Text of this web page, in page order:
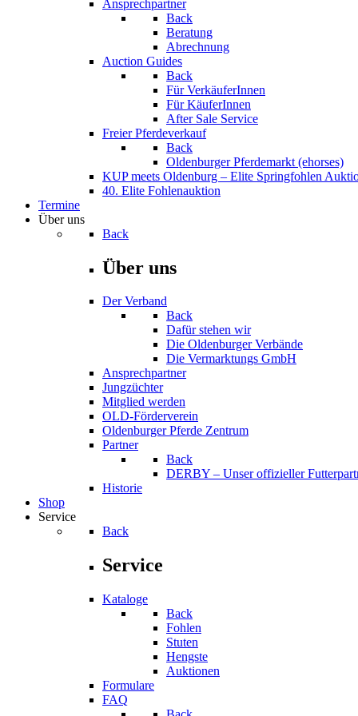
Ansprechpartner
Back
Beratung
Abrechnung
Auction Guides
Back
Für VerkäuferInnen
Für KäuferInnen
After Sale Service
Freier Pferdeverkauf
Back
Oldenburger Pferdemarkt (ehorses)
KUP meets Oldenburg – Elite Springfohlen
40. Elite Fohlenauktion
Termine
Über uns
Back
Über uns
Der Verband
Back
Dafür stehen wir
Die Oldenburger Verbände
Die Vermarktungs GmbH
Ansprechpartner
Jungzüchter
Mitglied werden
OLD-Förderverein
Oldenburger Pferde Zentrum
Partner
Back
DERBY – Unser offizieller
Historie
Shop
Service
Back
Service
Kataloge
Back
Fohlen
Stuten
Hengste
Auktionen
Formulare
FAQ